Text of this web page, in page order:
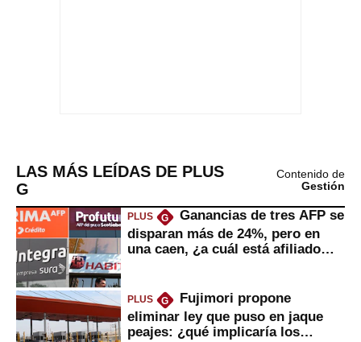
LAS MÁS LEÍDAS DE PLUS
G
Contenido de
Gestión
PLUS G
Ganancias de tres AFP se
disparan más de 24%, pero en
una caen, ¿a cuál está afiliado
PLUS G
Fujimori propone
eliminar ley que puso en jaque
peajes: ¿qué implicaría los